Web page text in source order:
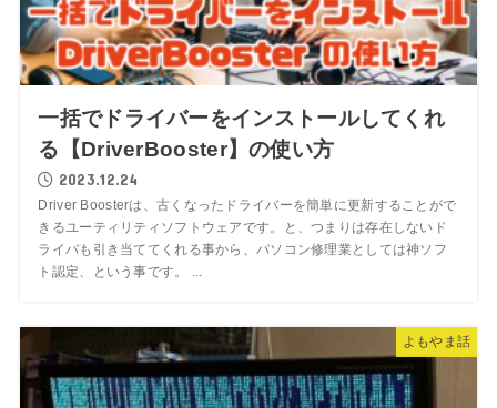
一括でドライバーをインストールしてくれ
る【DriverBooster】の使い方
2023.12.24
Driver Boosterは、古くなったドライバーを簡単に更新することがで
きるユーティリティソフトウェアです。と、つまりは存在しないド
ライバも引き当ててくれる事から、パソコン修理業としては神ソフ
ト認定、という事です。 ...
よもやま話